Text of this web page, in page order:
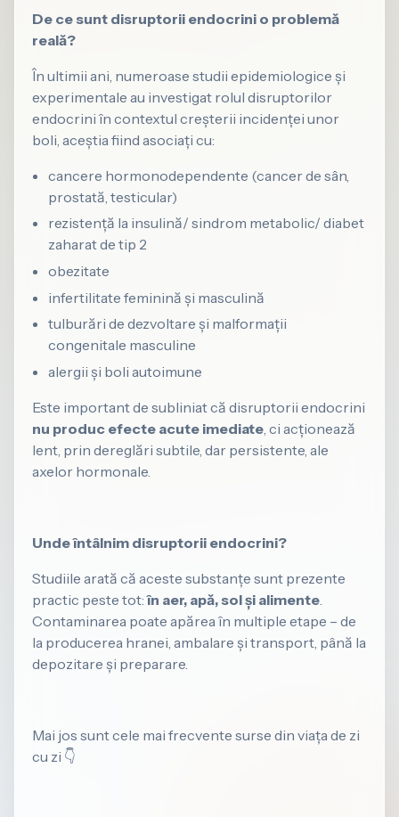
De ce sunt disruptorii endocrini o problemă
reală?
În ultimii ani, numeroase studii epidemiologice și
experimentale au investigat rolul disruptorilor
endocrini în contextul creșterii incidenței unor
boli, aceștia fiind asociați cu:
cancere hormonodependente (cancer de sân,
prostată, testicular)
rezistență la insulină/ sindrom metabolic/ diabet
zaharat de tip 2
obezitate
infertilitate feminină și masculină
tulburări de dezvoltare și malformații
congenitale masculine
alergii și boli autoimune
Este important de subliniat că disruptorii endocrini
nu produc efecte acute imediate , ci acționează
lent, prin dereglări subtile, dar persistente, ale
axelor hormonale.
Unde întâlnim disruptorii endocrini?
Studiile arată că aceste substanțe sunt prezente
practic peste tot:în aer, apă, sol și alimente
Contaminarea poate apărea în multiple etape – de
la producerea hranei, ambalare și transport, până la
depozitare și preparare.
Mai jos sunt cele mai frecvente surse din viața de zi
cu zi 👇